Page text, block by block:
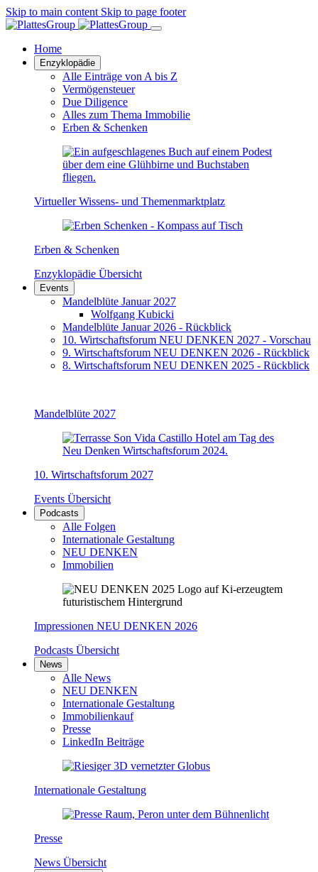
Skip to main content Skip to page footer
Home
Enzyklopädie
Alle Einträge von A bis Z
Vermögensteuer
Due Diligence
Alles zum Thema Immobilie
Erben & Schenken
Virtueller Wissens- und Themenmarktplatz
Erben & Schenken
Enzyklopädie Übersicht
Events
Mandelblüte Januar 2027
Wolfgang Kubicki
Mandelblüte Januar 2026 - Rückblick
10. Wirtschaftsforum NEU DENKEN 2027 - Vorschau
9. Wirtschaftsforum NEU DENKEN 2026 - Rückblick
8. Wirtschaftsforum NEU DENKEN 2025 - Rückblick
Mandelblüte 2027
10. Wirtschaftsforum 2027
Events Übersicht
Podcasts
Alle Folgen
Internationale Gestaltung
NEU DENKEN
Immobilien
Impressionen NEU DENKEN 2026
Podcasts Übersicht
News
Alle News
NEU DENKEN
Internationale Gestaltung
Immobilienkauf
Presse
LinkedIn Beiträge
Internationale Gestaltung
Presse
News Übersicht